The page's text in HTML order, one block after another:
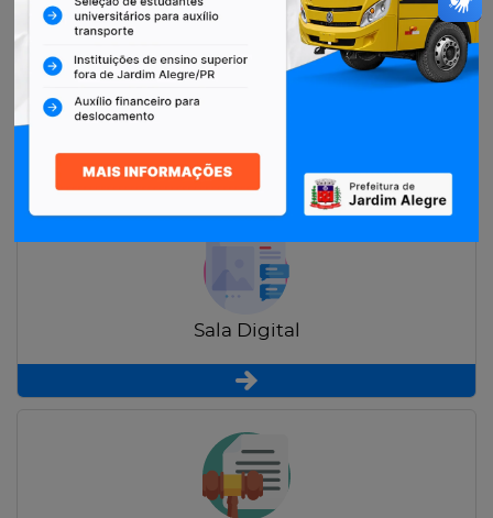
Restituição de Contribuintes
Sala Digital